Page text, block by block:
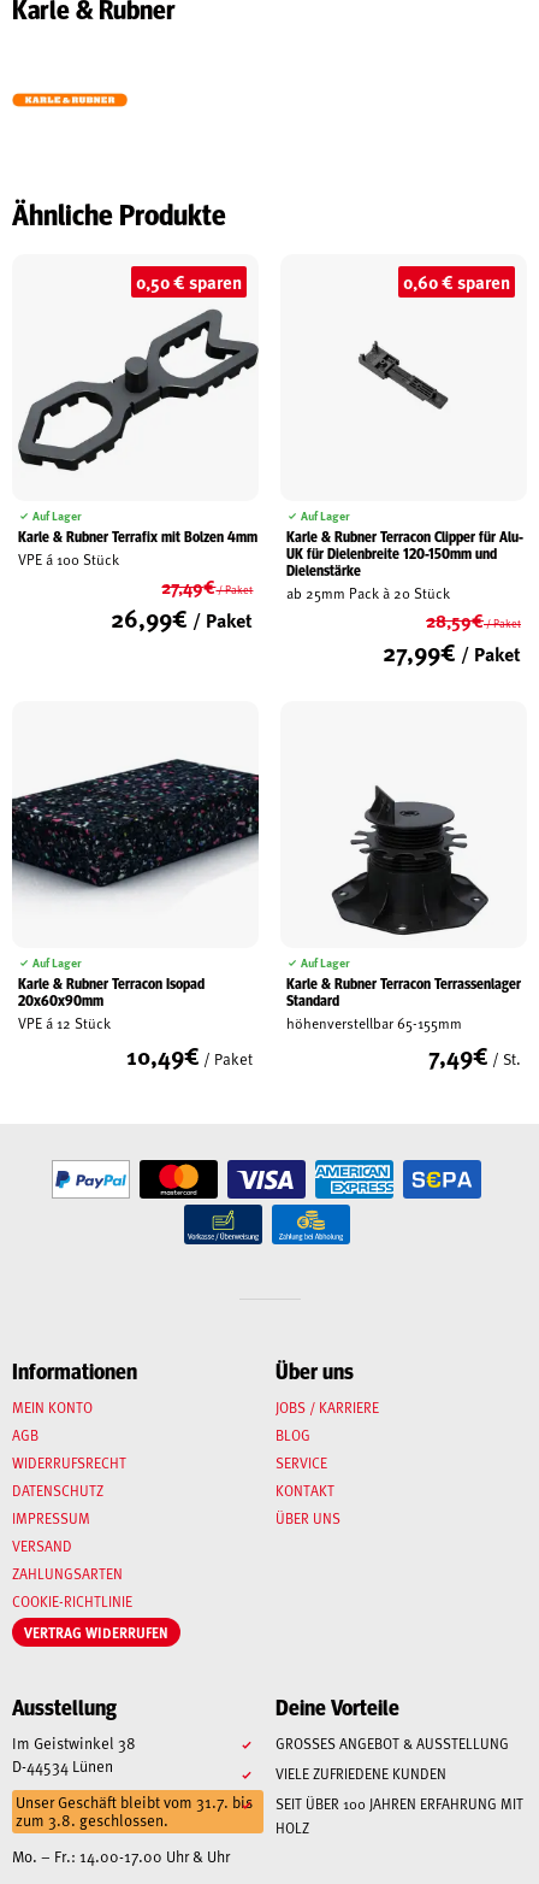
Karle & Rubner
Ähnliche Produkte
0,50 € sparen
Auf Lager
Karle & Rubner Terrafix mit Bolzen 4mm
VPE á 100 Stück
27,49€/ Paket
Ursprünglicher
Preis
26,99€ / Paket
0,60 € sparen
Auf Lager
Karle & Rubner Terracon Clipper für Alu-
UK für Dielenbreite 120-150mm und
Dielenstärke
ab 25mm Pack à 20 Stück
28,59€/ Paket
27,99€ / Paket
Auf Lager
Karle & Rubner Terracon Isopad
20x60x90mm
VPE á 12 Stück
10,49€ / Paket
Auf Lager
Karle & Rubner Terracon Terrassenlager
Standard
höhenverstellbar 65-155mm
7,49€ / St.
Informationen
MEIN KONTO
AGB
WIDERRUFSRECHT
DATENSCHUTZ
IMPRESSUM
VERSAND
ZAHLUNGSARTEN
COOKIE-RICHTLINIE
VERTRAG WIDERRUFEN
Über uns
JOBS / KARRIERE
BLOG
SERVICE
KONTAKT
ÜBER UNS
Ausstellung
Im Geistwinkel 38
D-44534 Lünen
Unser Geschäft bleibt vom 31.7. bis
zum 3.8. geschlossen.
Mo. – Fr.: 14.00-17.00 Uhr & Uhr
Deine Vorteile
GROSSES ANGEBOT & AUSSTELLUNG
VIELE ZUFRIEDENE KUNDEN
SEIT ÜBER 100 JAHREN ERFAHRUNG MIT
HOLZ